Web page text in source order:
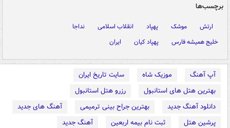
برچسب‌ها
ارتش موشک پهپاد انقلاب اسلامی
نداجا
خلیج همیشه فارس
پهپاد کیان ایران
آپ آهنگ موزیک شاه
سایت تاریخ ایران
بهترین هتل های استانبول
رزرو هتل استانبول
دانلود آهنگ جدید
بهترین جراح بینی ترمیمی
آهنگ های جدید
پرشین هتل
ثبت نام بیمه اربعین
آهنگ جدید